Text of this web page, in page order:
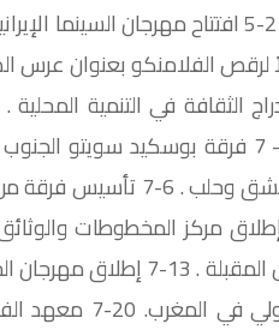
والمستقبل يبحث واقع العروبة واستشراف مستقبلها. 21-5
لرقص الفلامنكو بعنوان
الكتروني توثيقي للمخطوطات والوثائق الفلسطينية. 1- 7
للآلات الوترية تحيي عروضها الموسيقية
والعراقيين لإحياء التراث الشعبي . 7-7 إطلاق
على ذاكرة الأمة والقضية الفلسطينية في
. 18-7 حنا مينة يفوز بجائزة